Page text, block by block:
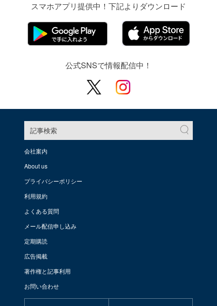
スマホアプリ提供中！下記よりダウンロード
公式SNSで情報配信中！
記事検索
会社案内
About us
プライバシーポリシー
利用規約
よくある質問
メール配信申し込み
定期購読
広告掲載
著作権と記事利用
お問い合わせ